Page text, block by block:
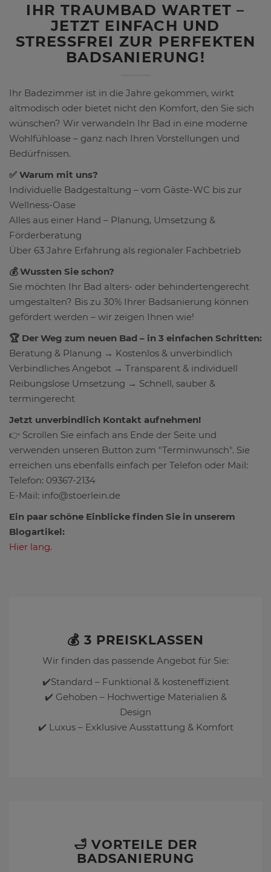
IHR TRAUMBAD WARTET –
JETZT EINFACH UND
STRESSFREI ZUR PERFEKTEN
BADSANIERUNG!
Ihr Badezimmer ist in die Jahre gekommen, wirkt
altmodisch oder bietet nicht den Komfort, den Sie sich
wünschen? Wir verwandeln Ihr Bad in eine moderne
Wohlfühloase – ganz nach Ihren Vorstellungen und
Bedürfnissen.
✅ Warum mit uns?
Individuelle Badgestaltung – vom Gäste-WC bis zur
Wellness-Oase
Alles aus einer Hand – Planung, Umsetzung &
Förderberatung
Über 63 Jahre Erfahrung als regionaler Fachbetrieb
💰 Wussten Sie schon?
Sie möchten Ihr Bad alters- oder behindertengerecht
umgestalten? Bis zu 30% Ihrer Badsanierung können
gefördert werden – wir zeigen Ihnen wie!
🏆 Der Weg zum neuen Bad – in 3 einfachen Schritten:
Beratung & Planung → Kostenlos & unverbindlich
Verbindliches Angebot → Transparent & individuell
Reibungslose Umsetzung → Schnell, sauber &
termingerecht
Jetzt unverbindlich Kontakt aufnehmen!
👉 Scrollen Sie einfach ans Ende der Seite und
verwenden unseren Button zum "Terminwunsch". Sie
erreichen uns ebenfalls einfach per Telefon oder Mail:
Telefon: 09367-2134
E-Mail: info@stoerlein.de
Ein paar schöne Einblicke finden Sie in unserem
Blogartikel:
Hier lang.
💰 3 PREISKLASSEN
Wir finden das passende Angebot für Sie:
✔️Standard – Funktional & kosteneffizient
✔️ Gehoben – Hochwertige Materialien &
Design
✔️ Luxus – Exklusive Ausstattung & Komfort
🛁 VORTEILE DER
BADSANIERUNG